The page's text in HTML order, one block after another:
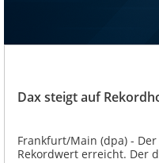
Dax steigt auf
Frankfurt/Main (dpa) -
Rekordwert erreicht. Der